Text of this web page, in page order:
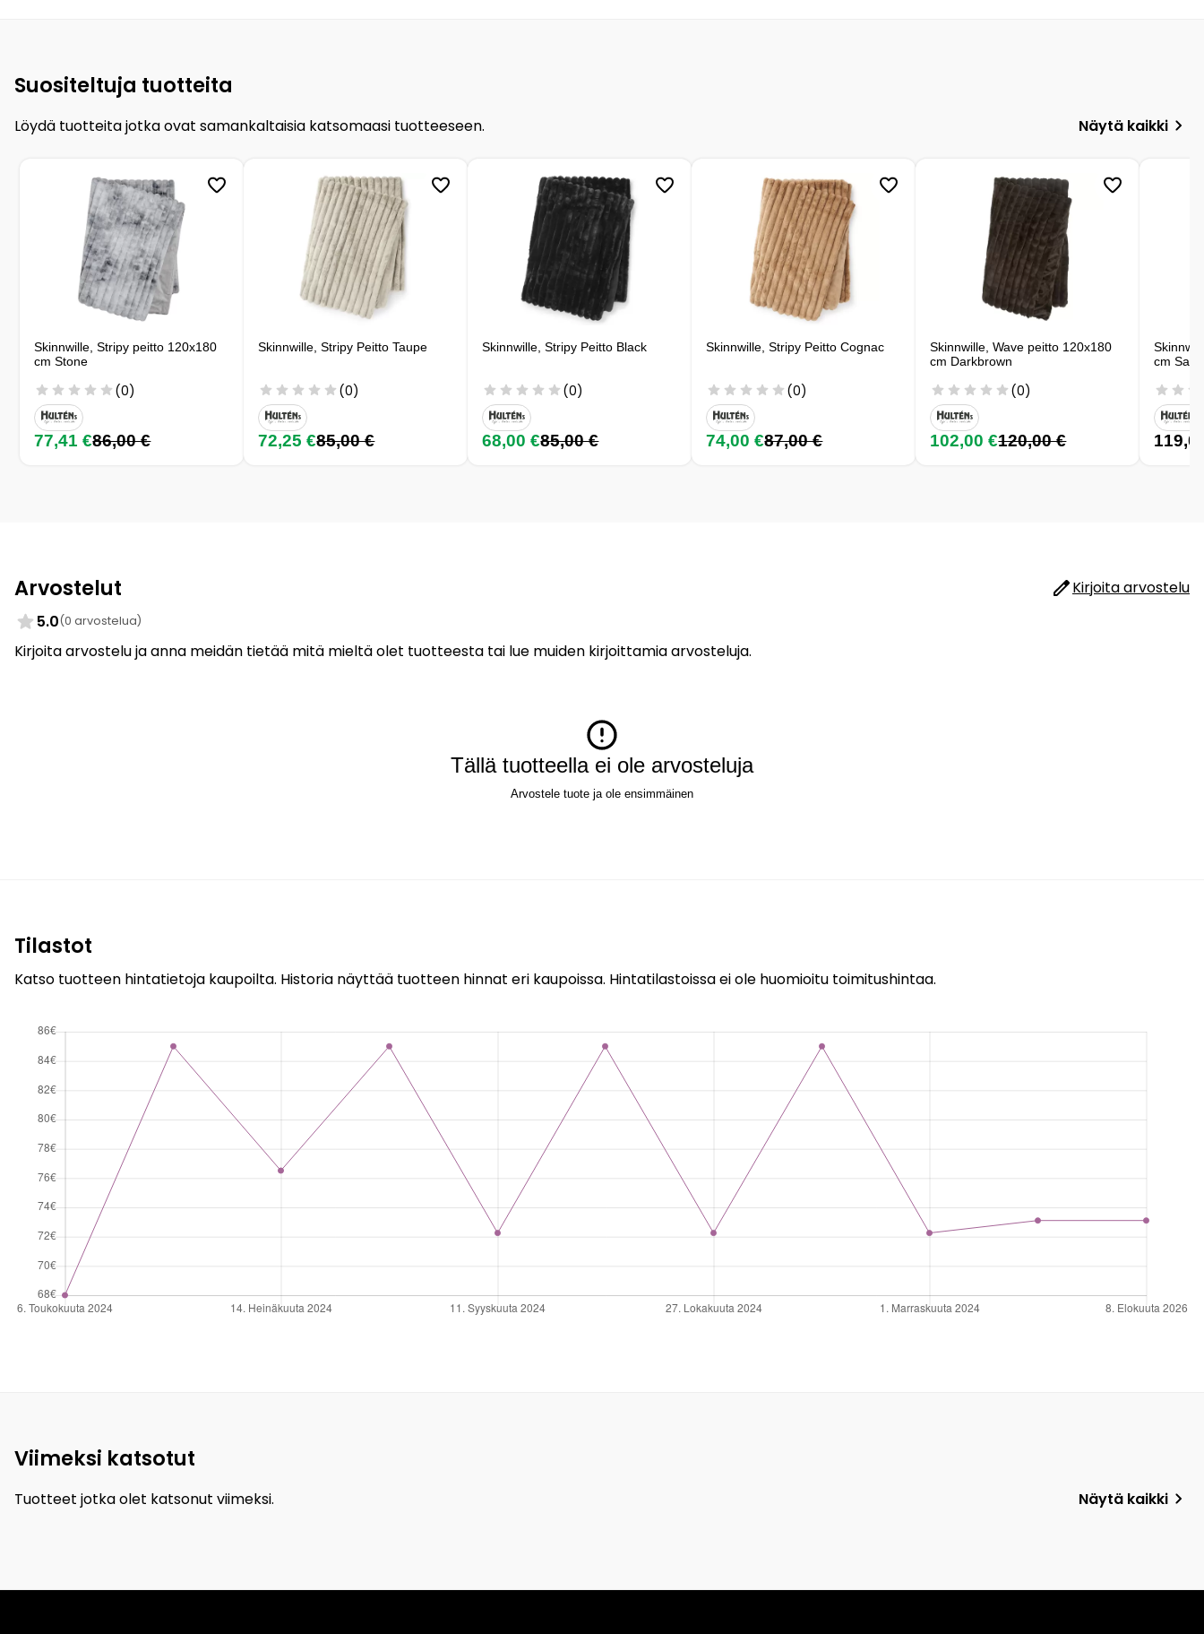
Suositeltuja tuotteita
Löydä tuotteita jotka ovat samankaltaisia katsomaasi tuotteeseen. Näytä kaikki
Skinnwille, Stripy peitto 120x180
cm Stone
(0)
77,41 €86,00 €
Skinnwille, Stripy Peitto Taupe
(0)
72,25 €85,00 €
Skinnwille, Stripy Peitto Black
(0)
68,00 €85,00 €
Skinnwille, Stripy Peitto Cognac
(0)
74,00 €87,00 €
Skinnwille, Wave peitto 120x180
cm Darkbrown
(0)
102,00 €120,00 €
cm Sand
Arvostelut
Kirjoita arvostelu
5.0(0 arvostelua)
Kirjoita arvostelu ja anna meidän tietää mitä mieltä olet tuotteesta tai lue muiden kirjoittamia arvosteluja.
Tällä tuotteella ei ole arvosteluja
Arvostele tuote ja ole ensimmäinen
Tilastot
Katso tuotteen hintatietoja kaupoilta. Historia näyttää tuotteen hinnat eri kaupoissa. Hintatilastoissa ei ole huomioitu toimitushintaa.
Viimeksi katsotut
Tuotteet jotka olet katsonut viimeksi. Näytä kaikki